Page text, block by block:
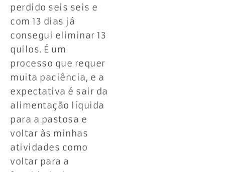
perdido seis seis e
com 13 dias já
consegui eliminar 13
quilos. É um
processo que requer
muita paciência, e a
expectativa é sair da
alimentação líquida
para a pastosa e
voltar às minhas
atividades como
voltar para a